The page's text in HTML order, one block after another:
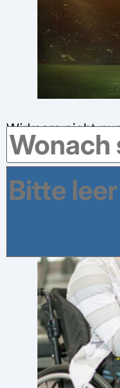
Wirksam nicht
Training